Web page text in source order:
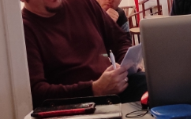
comicON
PesText 2021
PesText 2022
PesText 2023